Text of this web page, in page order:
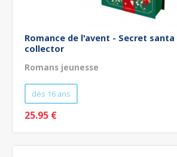
Romance de l'avent - Secret
collector
Romans jeunesse
dès 16 ans
25.95 €